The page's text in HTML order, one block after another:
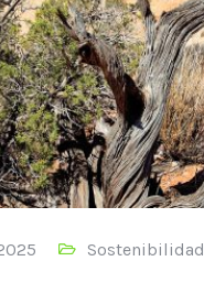
Sostenibilidad